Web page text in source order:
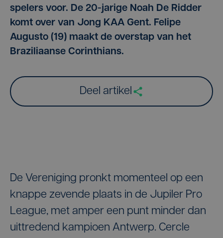
spelers voor. De 20-jarige Noah De Ridder
komt over van Jong KAA Gent. Felipe
Augusto (19) maakt de overstap van het
Braziliaanse Corinthians.
Deel artikel
De Vereniging pronkt momenteel op een
knappe zevende plaats in de Jupiler Pro
League, met amper een punt minder dan
uittredend kampioen Antwerp. Cercle